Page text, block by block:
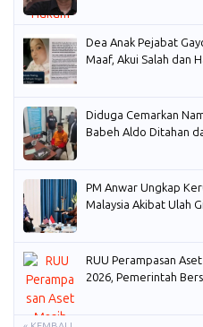
Dea Anak Pejabat
Maaf, Akui Salah dan
Diduga Cemarkan
Babeh Aldo Ditahan
PM Anwar Ungkap
Malaysia Akibat Ulah
RUU Perampasan
2026, Pemerintah